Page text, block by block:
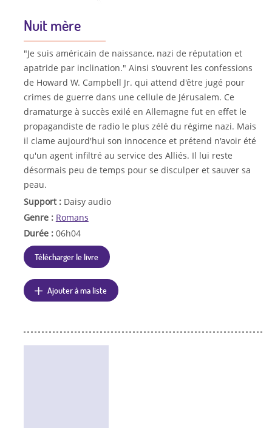
Nuit mère
"Je suis américain de naissance, nazi de réputation et
apatride par inclination." Ainsi s'ouvrent les confessions
de Howard W. Campbell Jr. qui attend d'être jugé pour
crimes de guerre dans une cellule de Jérusalem. Ce
dramaturge à succès exilé en Allemagne fut en effet le
propagandiste de radio le plus zélé du régime nazi. Mais
il clame aujourd'hui son innocence et prétend n'avoir été
qu'un agent infiltré au service des Alliés. Il lui reste
désormais peu de temps pour se disculper et sauver sa
peau.
Support : Daisy audio
Genre : Romans
Durée : 06h04
Télécharger le livre
Ajouter à ma liste